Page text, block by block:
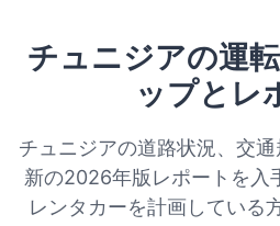
チュニジアの運
ップとレ
チュニジアの道路状況、交
新の2026年版レポートを入
レンタカーを計画している